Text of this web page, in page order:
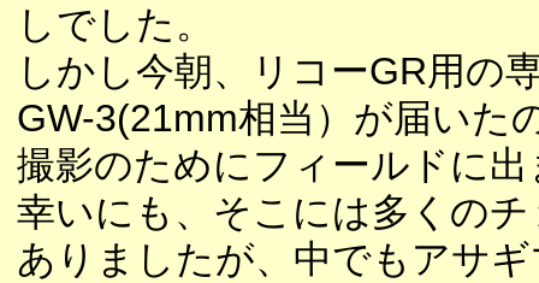
しでした。
しかし今朝、リコーGR用の
GW-3(21mm相当）が届いた
撮影のためにフィールドに
幸いにも、そこには多くの
ありましたが、中でもアサ